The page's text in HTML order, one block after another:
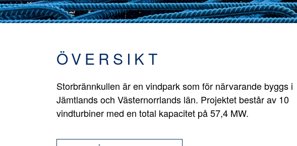
ÖVERSIKT
Storbrännkullen är en vindpark som för närvarande byggs i
Jämtlands och Västernorrlands län. Projektet består av 10
vindturbiner med en total kapacitet på 57,4 MW.